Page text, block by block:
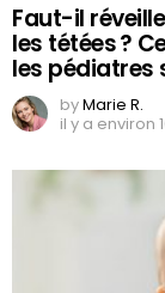
Faut-il
les tétées ?
les pédiatres
byMarie R.
il y a environ